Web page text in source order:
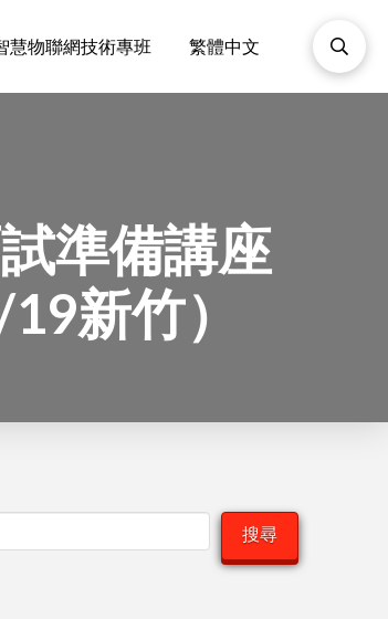
慧物聯網技術專班 繁體中文
準備講座
新竹）
搜尋